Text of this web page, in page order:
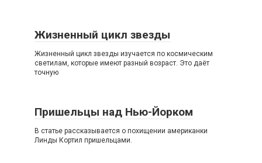
Жизненный цикл звезды
Жизненный цикл звезды изучается по космическим
светилам, которые имеют разный возраст. Это даёт
точную
Пришельцы над Нью-Йорком
В статье рассказывается о похищении американки
Линды Кортил пришельцами.